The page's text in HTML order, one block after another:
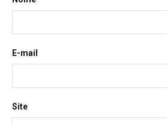
E-mail
Site